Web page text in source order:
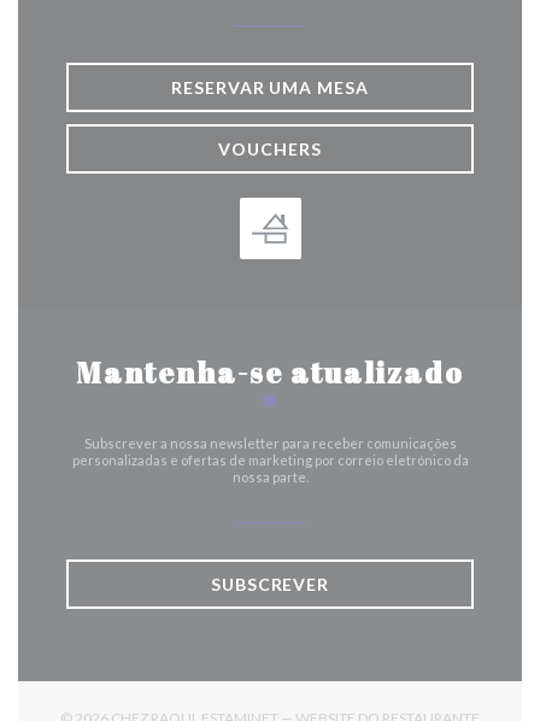
RESERVAR UMA MESA
VOUCHERS
Mantenha-se atualizado
*
Subscrever a nossa newsletter para receber comunicações
personalizadas e ofertas de marketing por correio eletrónico da
nossa parte.
SUBSCREVER